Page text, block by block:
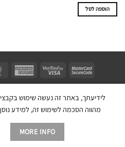
הוספה לסל
בניית אתר חנות
מהווה הסכמה לשימוש זה, למידע נוסף
MORE INFO